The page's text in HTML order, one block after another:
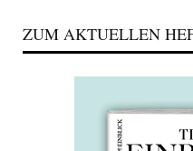
ZUM AKTUELLEN